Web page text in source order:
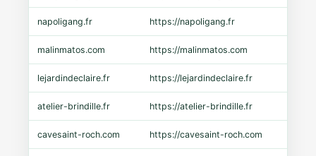
napoligang.fr https://napoligang.fr
malinmatos.com https://malinmatos.com
lejardindeclaire.fr https://lejardindeclaire.fr
atelier-brindille.fr https://atelier-brindille.fr
cavesaint-roch.com https://cavesaint-roch.com